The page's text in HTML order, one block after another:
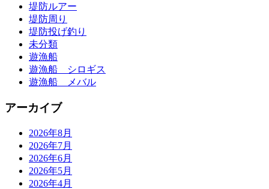
堤防ルアー
堤防周り
堤防投げ釣り
未分類
遊漁船
遊漁船 シロギス
遊漁船 メバル
アーカイブ
2026年8月
2026年7月
2026年6月
2026年5月
2026年4月